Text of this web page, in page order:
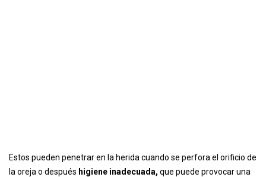
Estos pueden penetrar en la herida cuando se perfora el orificio de
la oreja o después higiene inadecuada, que puede provocar una